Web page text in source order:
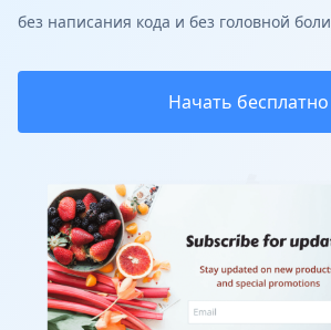
без написания кода и без головной боли
Начать бесплатно